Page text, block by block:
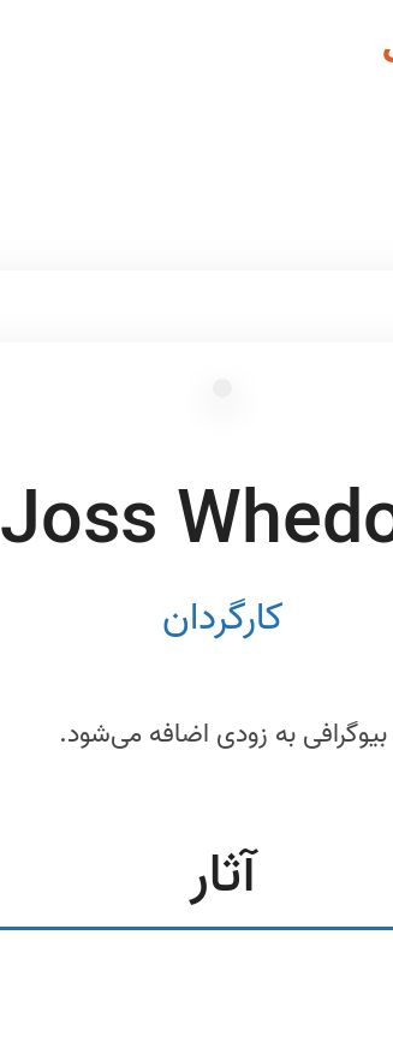
Joss
کارگردان
بیوگرافی به زودی اضافه می‌شود.
آثار